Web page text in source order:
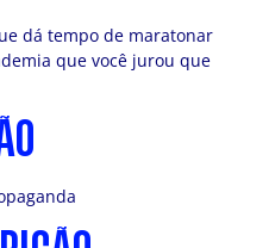
dá tempo de maratonar
que você jurou que